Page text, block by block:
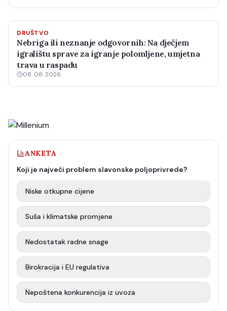
DRUŠTVO
Nebriga ili neznanje odgovornih: Na dječjem
igralištu sprave za igranje polomljene, umjetna
trava u raspadu
08. 08. 2026.
ANKETA
Koji je najveći problem slavonske poljoprivrede?
Niske otkupne cijene
Suša i klimatske promjene
Nedostatak radne snage
Birokracija i EU regulativa
Nepoštena konkurencija iz uvoza